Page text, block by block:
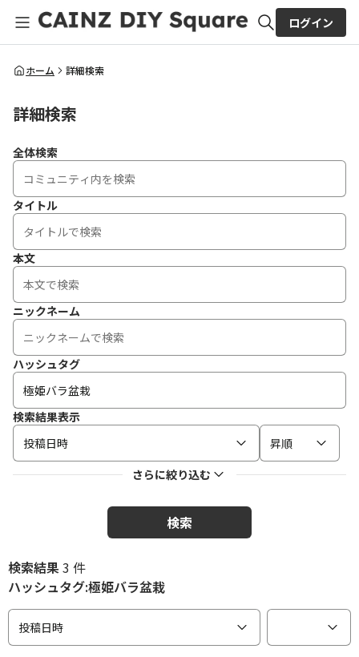
全体検索
ログイン
ホーム 詳細検索
詳細検索
全体検索
タイトル
本文
ニックネーム
ハッシュタグ
検索結果表示
投稿日時
昇順
さらに絞り込む
検索
検索結果3 件
ハッシュタグ:極姫バラ盆栽
投稿日時